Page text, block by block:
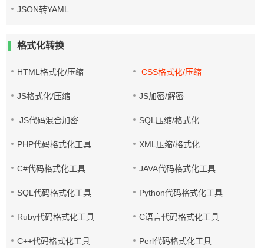
JSON转YAML
格式化转换
HTML格式化/压缩 CSS格式化/压缩
JS格式化/压缩 JS加密/解密
JS代码混合加密 SQL压缩/格式化
PHP代码格式化工具 XML压缩/格式化
C#代码格式化工具 JAVA代码格式化工具
SQL代码格式化工具 Python代码格式化工具
Ruby代码格式化工具 C语言代码格式化工具
C++代码格式化工具 Perl代码格式化工具